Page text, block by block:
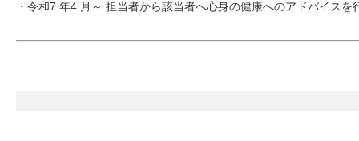
・令和7 年4 月～ 担当者から該当者へ心身の健康へのアドバイスを